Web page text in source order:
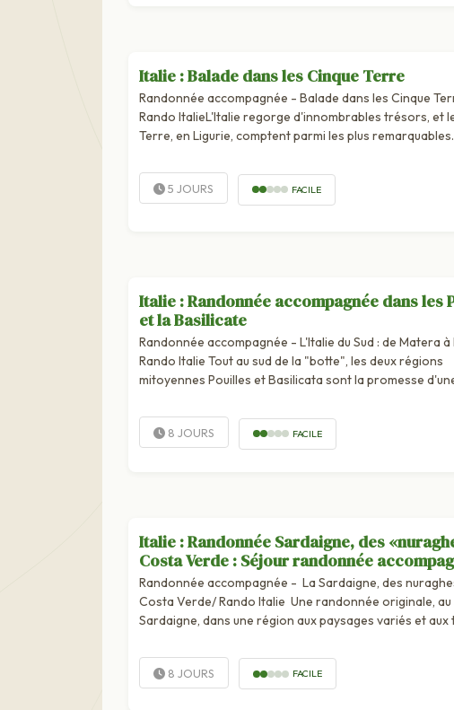
Italie : Balade dans les Cinque Terre
Randonnée accompagnée - Balade dans les Cinque
Rando ItalieL'Italie regorge d'innombrables trésors, et
Terre, en Ligurie, comptent parmi les plus
5 JOURS FACILE
Italie : Randonnée accompagnée dans les
et la Basilicate
Randonnée accompagnée - L'Italie du Sud : de Matera
Rando Italie Tout au sud de la "botte", les deux régions
mitoyennes Pouilles et Basilicata sont la promesse
8 JOURS FACILE
Italie : Randonnée Sardaigne, des
Costa Verde : Séjour randonnée
Randonnée accompagnée - La Sardaigne, des
Costa Verde/ Rando Italie Une randonnée originale, au
Sardaigne, dans une région aux paysages variés et
8 JOURS FACILE